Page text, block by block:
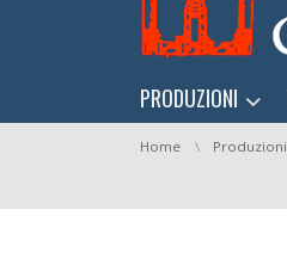
Skip navigation
PRODUZIONI
You are here:
Home Produzioni